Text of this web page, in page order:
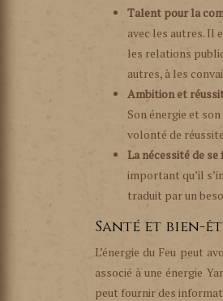
Talent pour la
avec les autres. Il
les relations
autres, à les
Ambition et
Son énergie et
volonté de
La nécessité de
important qu’il
traduit par un
Santé et bien-
L’énergie du Feu peut
associé à une énergie
peut fournir des